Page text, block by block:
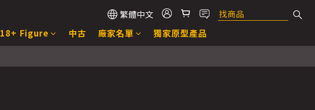
繁體中文
18+ Figure 中古 廠家名單 獨家原型產品